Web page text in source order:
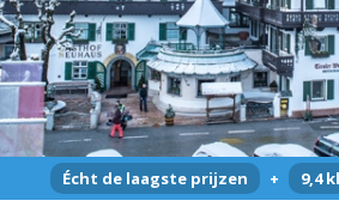
Écht de laagste prijzen + 9,4